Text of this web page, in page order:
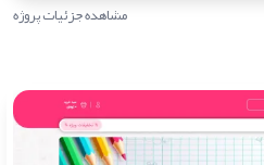
مشاهده جزئیات پروژه